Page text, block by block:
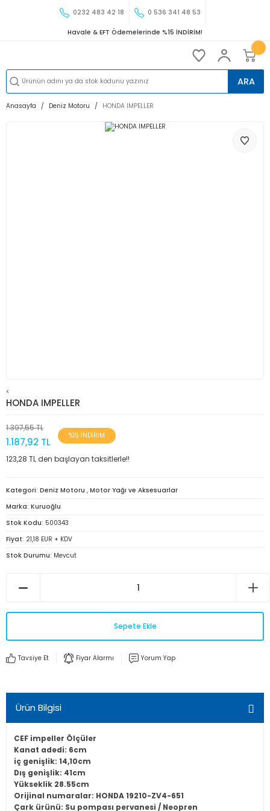
0232 483 42 18 0 536 341 48 53
Havale & EFT Ödemelerinde %15 İNDİRİM!
ARA
Anasayfa Deniz Motoru HONDA IMPELLER
<
HONDA IMPELLER
1.397,55 TL
1.187,92 TL
%15 İNDİRİM
123,28 TL den başlayan taksitlerle!!
Kategori Deniz Motoru , Motor Yağı ve Aksesuarlar
Marka Kuruoğlu
Stok Kodu 500343
Fiyat 21,18 EUR + KDV
Stok Durumu Mevcut
Sepete Ekle
Tavsiye Et Fiyar Alarmı Yorum Yap
Ürün Bilgisi
CEF impeller Ölçüler
Kanat adedi: 6cm
iç genişlik: 14,10cm
Dış genişlik: 41cm
Yükseklik 28.55cm
Orijinal numaralar: HONDA 19210-ZV4-651
Çark ürünü: Su pompası pervanesi / Neopren